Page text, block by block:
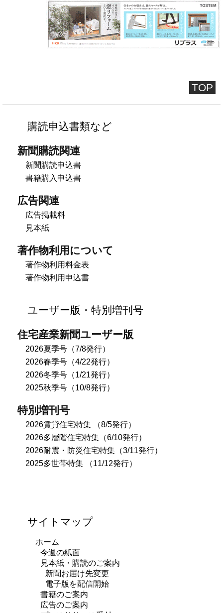
TOP
購読申込書類など
新聞購読関連
新聞購読申込書
書籍購入申込書
広告関連
広告掲載料
見本紙
著作物利用について
著作物利用料金表
著作物利用申込書
ユーザー版・特別増刊号
住宅産業新聞ユーザー版
2026夏季号（7/8発行）
2026春季号（4/22発行）
2026冬季号（1/21発行）
2025秋季号（10/8発行）
特別増刊号
2026賃貸住宅特集 （8/5発行）
2026多層階住宅特集（6/10発行）
2026耐震・防災住宅特集（3/11発行）
2025多世帯特集 （11/12発行）
サイトマップ
ホーム
今週の紙面
見本紙・購読のご案内
新聞お届け先変更
電子版を配信開始
書籍のご案内
広告のご案内